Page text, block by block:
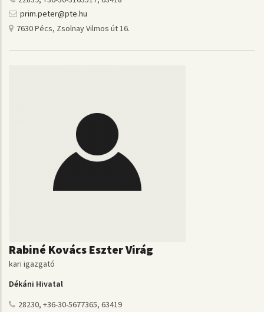
prim.peter@pte.hu
7630 Pécs, Zsolnay Vilmos út 16.
Rabiné Kovács Eszter Virág
kari igazgató
Dékáni Hivatal
28230, +36-30-5677365, 63419